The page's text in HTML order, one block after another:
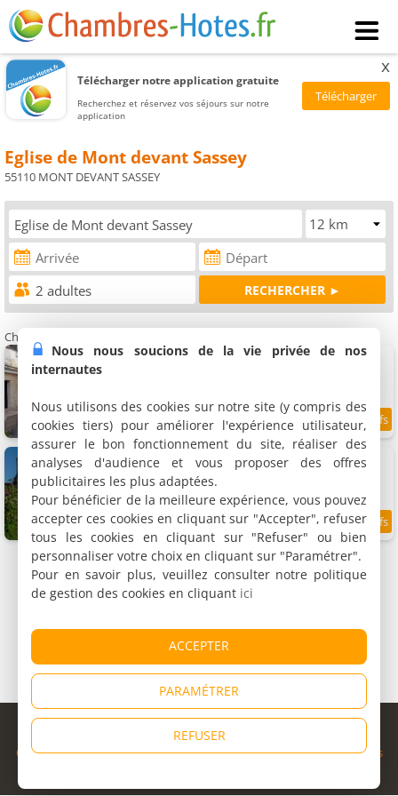
Télécharger notre application gratuite
Recherchez et réservez vos séjours sur notre
application
x
Eglise de Mont devant Sassey
55110 MONT DEVANT SASSEY
Chambres d'hôtes à proximité de l'Eglise de Mont devant Sassey
B & B Chez Fouchs - Chambre d'hôtes
3.2 km 9.5 /10
Chambres d'hôtes Maison Les Beaux Arts
5 chambres (total 10 personnes)
6.8 km 9 /10
© Copyright 1998 - 2026
Cybevasion|Mentions légales|Confidentialité|CGU|Informations
Nous nous soucions de la vie privée de nos
internautes
Nous utilisons des cookies sur notre site (y compris des
cookies tiers) pour améliorer l'expérience utilisateur,
assurer le bon fonctionnement du site, réaliser des
analyses d'audience et vous proposer des offres
publicitaires les plus adaptées.
Pour bénéficier de la meilleure expérience, vous pouvez
accepter ces cookies en cliquant sur "Accepter", refuser
tous les cookies en cliquant sur "Refuser" ou bien
personnaliser votre choix en cliquant sur "Paramétrer".
Pour en savoir plus, veuillez consulter notre politique
de gestion des cookies en cliquant ici
ACCEPTER
PARAMÉTRER
REFUSER